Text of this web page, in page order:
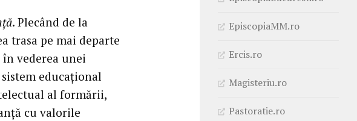
. Plecând de la
trasa pe mai departe
vederea unei
educațional
al formării,
cu valorile
EpiscopiaMM.ro
Ercis.ro
Magisteriu.ro
Pastoratie.ro